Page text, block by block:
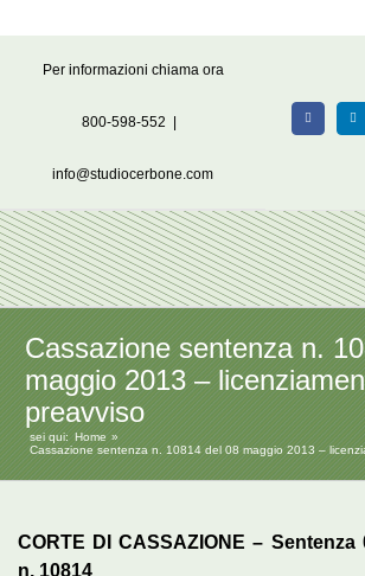
Per informazioni chiama ora
800-598-552
info@studiocerbone.com
Facebook
Cassazione sentenza n.
maggio 2013 –
preavviso
sei qui:
Home
Cassazione sentenza n. 10814 del 08 maggio 2013 –
CORTE DI CASSAZIONE – Sentenza
n. 10814